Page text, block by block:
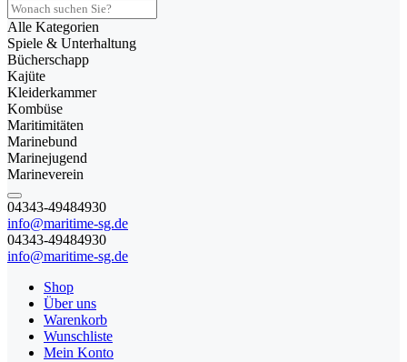
Alle Kategorien
Spiele & Unterhaltung
Bücherschapp
Kajüte
Kleiderkammer
Kombüse
Maritimitäten
Marinebund
Marinejugend
Marineverein
04343-49484930
info@maritime-sg.de
04343-49484930
info@maritime-sg.de
Shop
Über uns
Warenkorb
Wunschliste
Mein Konto